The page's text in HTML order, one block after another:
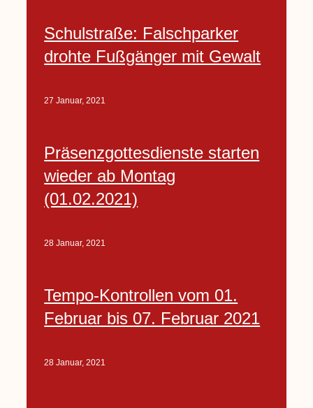
Schulstraße: Falschparker
drohte Fußgänger mit Gewalt
27 Januar, 2021
Präsenzgottesdienste starten
wieder ab Montag
(01.02.2021)
28 Januar, 2021
Tempo-Kontrollen vom 01.
Februar bis 07. Februar 2021
28 Januar, 2021